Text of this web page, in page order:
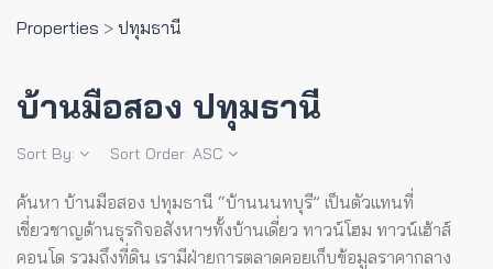
Properties > ปทุมธานี
บ้านมือสอง ปทุมธานี
Sort By: Sort Order: ASC
ค้นหา บ้านมือสอง ปทุมธานี “บ้านนนทบุรี” เป็นตัวแทนที่
เชี่ยวชาญด้านธุรกิจอสังหาฯทั้งบ้านเดี่ยว ทาวน์โฮม ทาวน์เฮ้าส์
คอนโด รวมถึงที่ดิน เรามีฝ่ายการตลาดคอยเก็บข้อมูลราคากลาง